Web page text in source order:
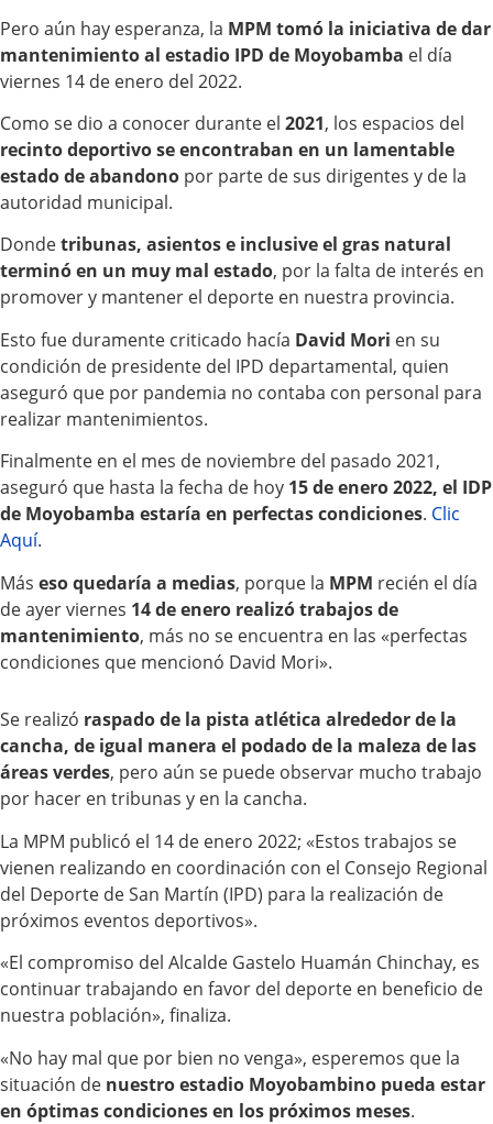
Pero aún hay esperanza, la MPM tomó la iniciativa de dar
mantenimiento al estadio IPD de Moyobamba el día
viernes 14 de enero del 2022.
Como se dio a conocer durante el 2021, los espacios del
recinto deportivose encontraban en un lamentable
estado de abandono por parte de sus dirigentes y de la
autoridad municipal.
Dondetribunas, asientos e inclusive el gras natural
terminó en un muy mal estado, por la falta de interés en
promover y mantener el deporte en nuestra provincia.
Esto fue duramente criticado hacía David Mori en su
condición de presidente del IPD departamental, quien
aseguró que por pandemia no contaba con personal para
realizar mantenimientos.
Finalmente en el mes de noviembre del pasado 2021,
aseguró que hasta la fecha de hoy 15 de enero 2022, el IDP
de Moyobamba estaría en perfectas condiciones. Clic
Aquí.
Más eso quedaría a medias, porque la MPM recién el día
de ayer viernes 14 de enero realizó trabajos de
mantenimiento, más no se encuentra en las «perfectas
condiciones que mencionó David Mori».
Se realizó raspado de la pista atlética alrededor de la
cancha, de igual manera el podado de la maleza de las
áreas verdes, pero aún se puede observar mucho trabajo
por hacer en tribunas y en la cancha.
La MPM publicó el 14 de enero 2022; «Estos trabajos se
vienen realizando en coordinación con el Consejo Regional
del Deporte de San Martín (IPD) para la realización de
próximos eventos deportivos».
«El compromiso del Alcalde Gastelo Huamán Chinchay, es
continuar trabajando en favor del deporte en beneficio de
nuestra población», finaliza.
«No hay mal que por bien no venga», esperemos que la
situación de nuestro estadio Moyobambino pueda estar
en óptimas condiciones en los próximos meses.